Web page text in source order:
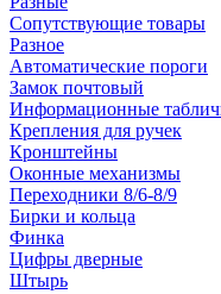
Сопутствующие товары
Разное
Автоматические пороги
Замок почтовый
Информационные
Крепления для ручек
Кронштейны
Оконные механизмы
Переходники 8/6-8/9
Бирки и кольца
Финка
Цифры дверные
Штырь